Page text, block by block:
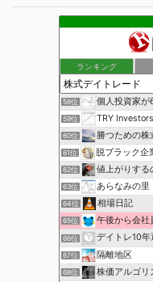
ランキング
58位 個人投資家が
59位 TRY Investors
60位 勝つための株
61位 脱ブラック企
62位 値上がりする
63位 あらなみの里
64位 相場日記
65位 午後から会社員
66位 デイトレ10
67位 隔離地区
68位 株価アルゴリ